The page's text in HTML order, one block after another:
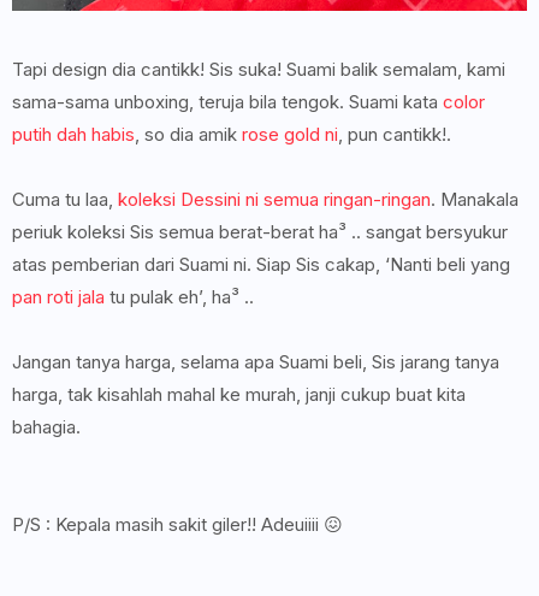
Tapi design dia cantikk! Sis suka! Suami balik semalam, kami
sama-sama unboxing, teruja bila tengok. Suami kata color
putih dah habis , so dia amik rose gold ni , pun cantikk!.
Cuma tu laa, koleksi Dessini ni semua ringan-ringan. Manakala
periuk koleksi Sis semua berat-berat ha³ .. sangat bersyukur
atas pemberian dari Suami ni. Siap Sis cakap, ‘Nanti beli yang
pan roti jala tu pulak eh’, ha³ ..
Jangan tanya harga, selama apa Suami beli, Sis jarang tanya
harga, tak kisahlah mahal ke murah, janji cukup buat kita
bahagia.
P/S : Kepala masih sakit giler!! Adeuiiii 😖